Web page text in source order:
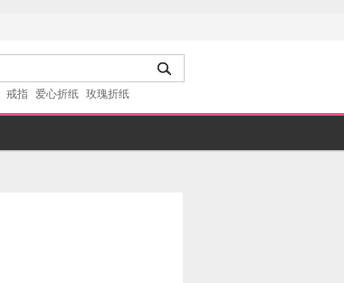
戒指 爱心折纸 玫瑰折纸